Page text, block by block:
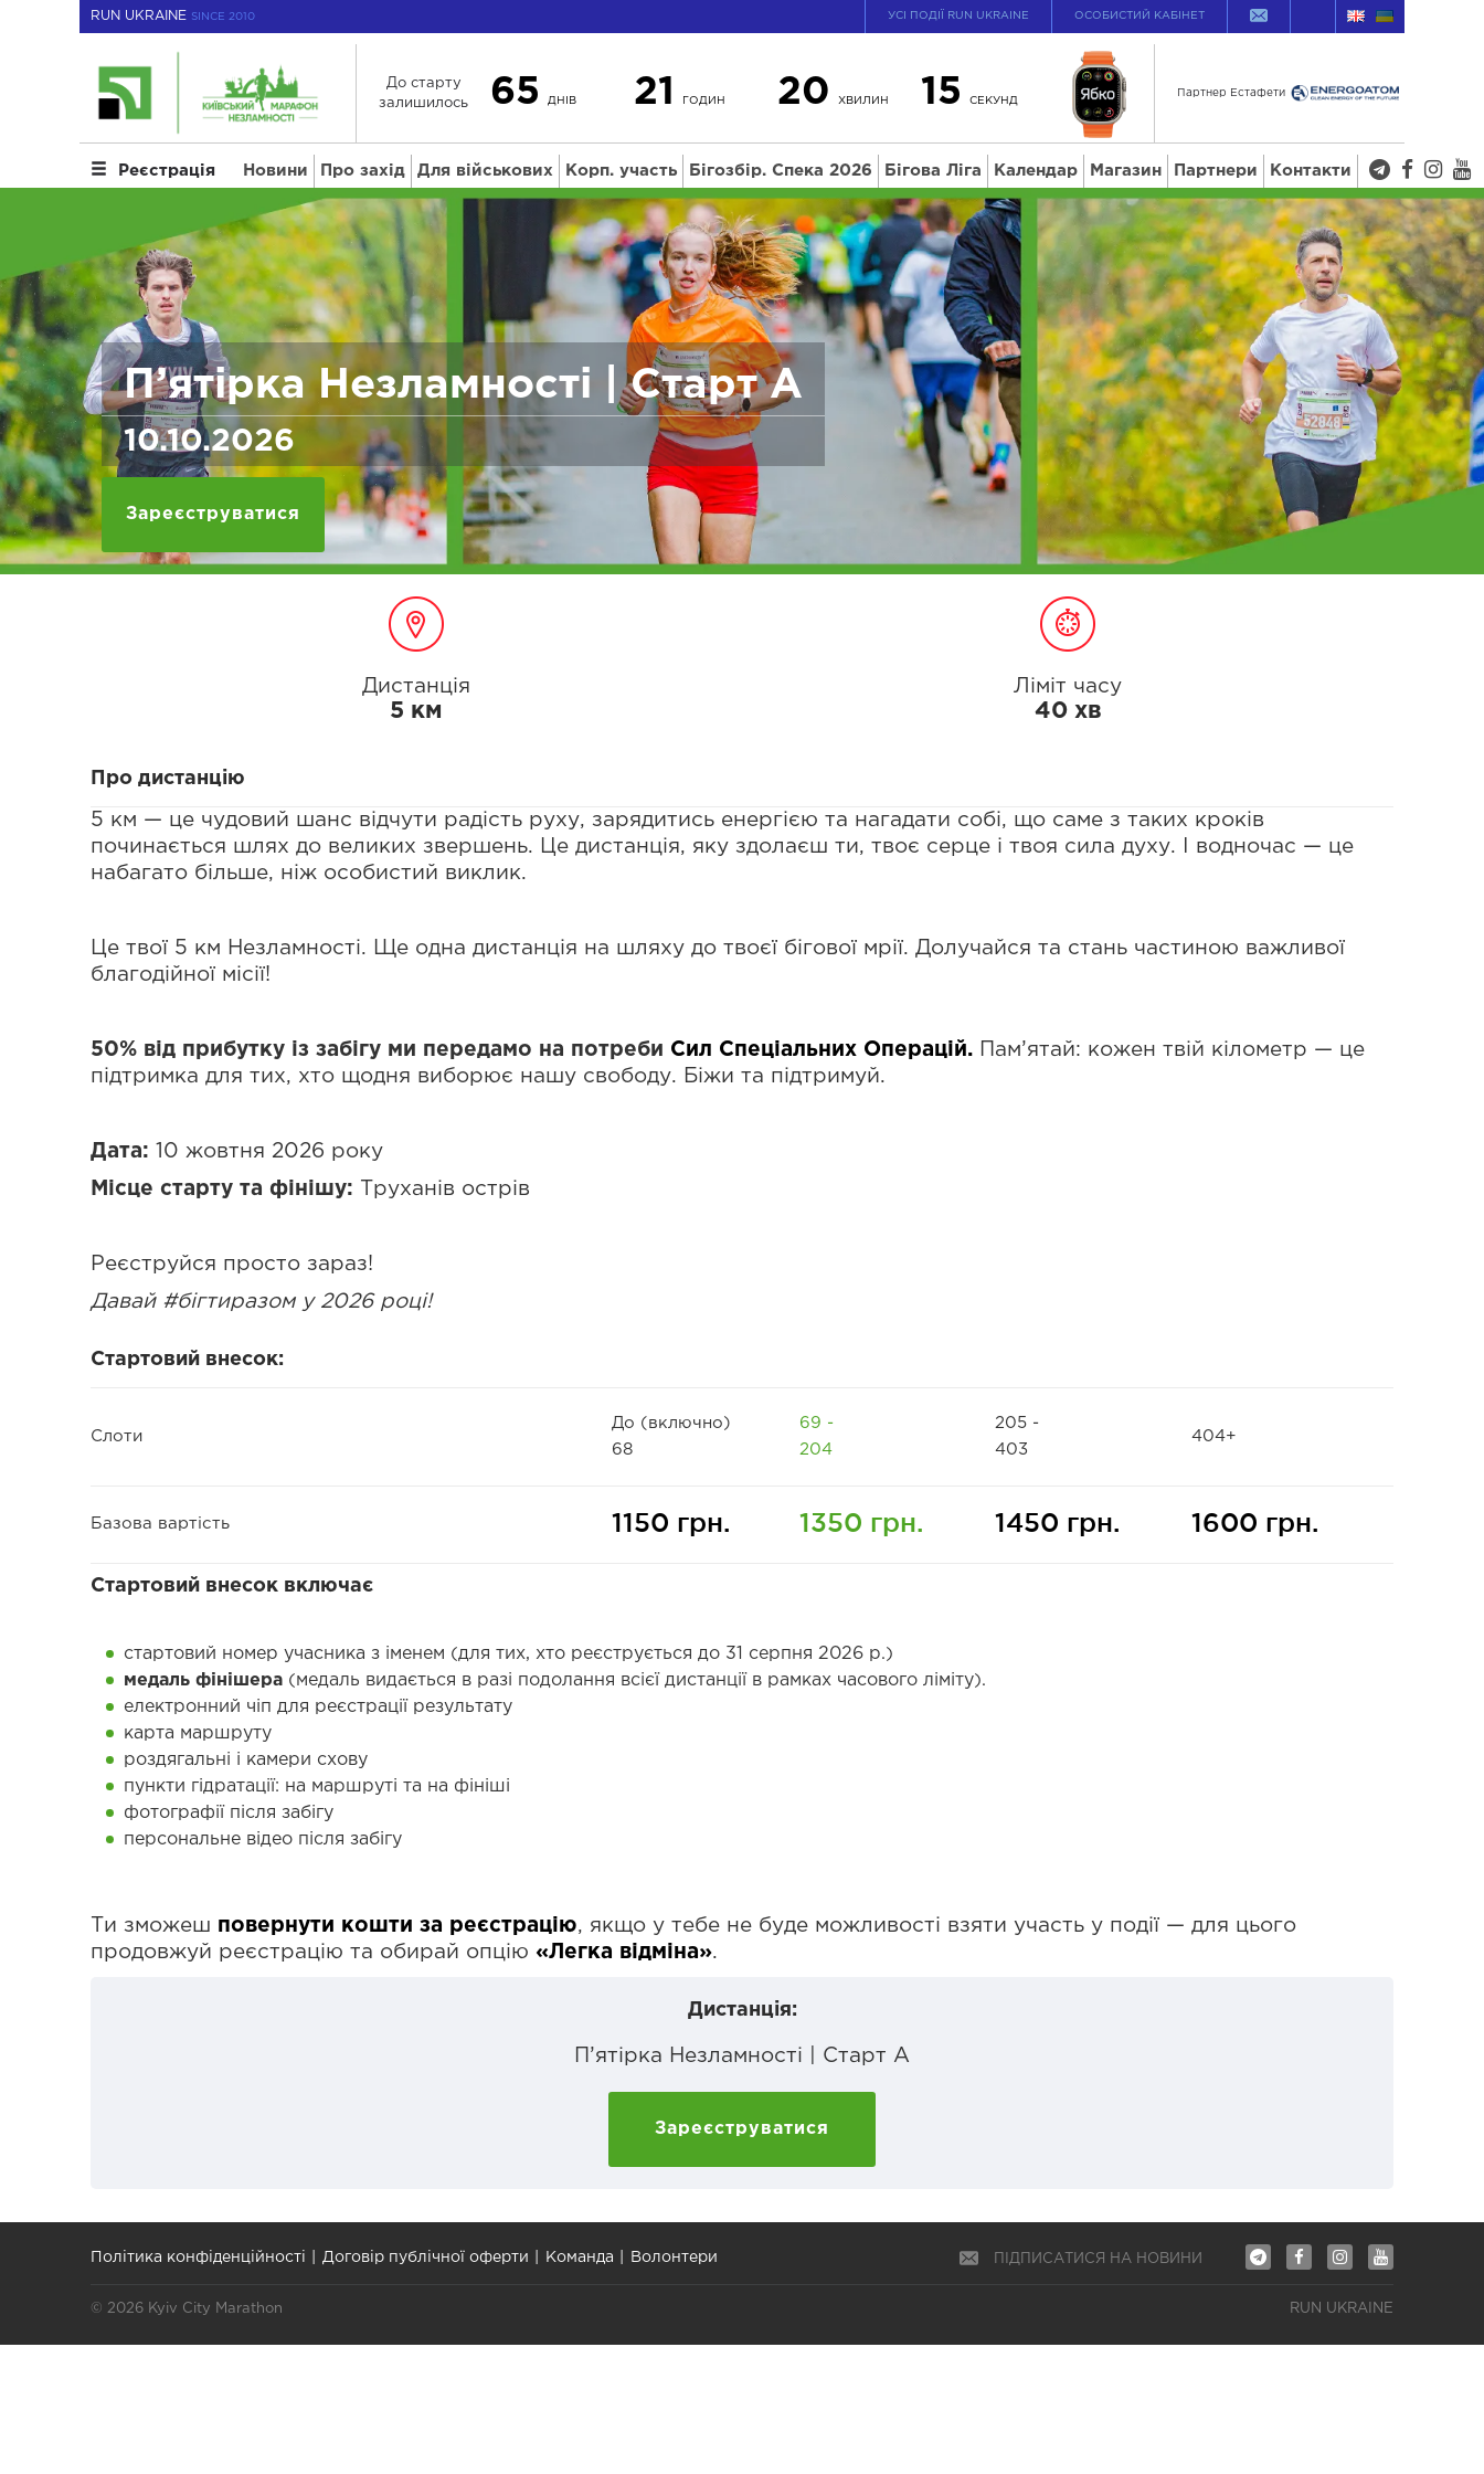
RUN UKRAINE SINCE 2010 УСІ ПОДІЇ RUN UKRAINE ОСОБИСТИЙ КАБІНЕТ
До старту
залишилось
65ДНІВ 21ГОДИН 20ХВИЛИН 14СЕКУНД
Партнер Естафети
Реєстрація Новини Про захід Для військових Корп. участь Бігозбір. Спека 2026 Бігова Ліга Календар Магазин Партнери Контакти
П’ятірка Незламності | Старт А
10.10.2026
Зареєструватися
Дистанція
5 км
Ліміт часу
40 хв
Про дистанцію
5 км — це чудовий шанс відчути радість руху, зарядитись енергією та нагадати собі, що саме з таких кроків
починається шлях до великих звершень. Це дистанція, яку здолаєш ти, твоє серце і твоя сила духу. І водночас — це
набагато більше, ніж особистий виклик.
Це твої 5 км Незламності. Ще одна дистанція на шляху до твоєї бігової мрії. Долучайся та стань частиною важливої
благодійної місії!
50% від прибутку із забігу ми передамо на потреби Сил Спеціальних Операцій.
Пам’ятай: кожен твій кілометр — це
підтримка для тих, хто щодня виборює нашу свободу. Біжи та підтримуй.
Дата: 10 жовтня 2026 року
Місце старту та фінішу: Труханів острів
Реєструйся просто зараз!
Давай #бігтиразом у 2026 році!
Стартовий внесок:
Слоти
До (включно)
68
69 -
204
205 -
403
404+
Базова вартість 1150 грн. 1350 грн. 1450 грн. 1600 грн.
Стартовий внесок включає
стартовий номер учасника з іменем (для тих, хто реєструється до 31 серпня 2026 р.)
медаль фінішера (медаль видається в разі подолання всієї дистанції в рамках часового ліміту).
електронний чіп для реєстрації результату
карта маршруту
роздягальні і камери схову
пункти гідратації: на маршруті та на фініші
фотографії після забігу
персональне відео після забігу
Ти зможеш повернути кошти за реєстрацію, якщо у тебе не буде можливості взяти участь у події — для цього
продовжуй реєстрацію та обирай опцію «Легка відміна».
Дистанція:
П’ятірка Незламності | Старт А
Зареєструватися
Політика конфіденційності Договір публічної оферти Команда Волонтери ПІДПИСАТИСЯ НА НОВИНИ
© 2026 Kyiv City Marathon RUN UKRAINE